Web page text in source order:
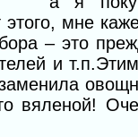
мне
– это
и
вяленой!